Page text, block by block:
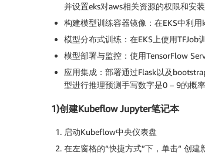
并设置eks对aws相关资源的权限和安
构建模型训练容器镜像：在EKS中利
模型分布式训练：在EKS上使用TFJob
模型部署与监控：使用TensorFlow
应用集成：部署通过Flask以及
型进行推理预测手写数字是0 – 9的概率
1)创建Kubeflow Jupyter笔记本
启动Kubeflow中央仪表盘
在左窗格的“快捷方式”下，单击“ 创建